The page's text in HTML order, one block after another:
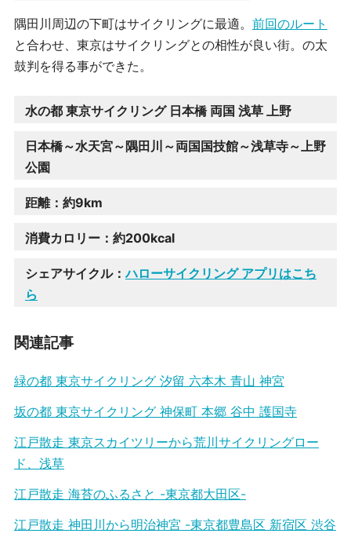
隅田川周辺の下町はサイクリングに最適。 前回のルート
と合わせ、東京はサイクリングとの相性が良い街。の太
鼓判を得る事ができた。
水の都 東京サイクリング 日本橋 両国 浅草 上野
日本橋～水天宮～隅田川～両国国技館～浅草寺～上野
公園
距離：約9km
消費カロリー：約200kcal
シェアサイクル：ハローサイクリング アプリはこち
ら
関連記事
緑の都 東京サイクリング 汐留 六本木 青山 神宮
坂の都 東京サイクリング 神保町 本郷 谷中 護国寺
江戸散走 東京スカイツリーから荒川サイクリングロー
ド、浅草
江戸散走 海苔のふるさと -東京都大田区-
江戸散走 神田川から明治神宮 -東京都豊島区 新宿区 渋谷